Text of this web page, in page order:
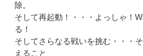
除。
そして再起動！・・・よっしゃ！
る！
そしてさらなる戦いを挑む・・・
えること